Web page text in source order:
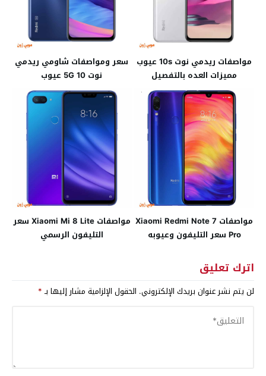
مواصفات ريدمي نوت 10s عيوب
مميزات العده بالتفصيل
سعر ومواصفات شاومي ريدمي
نوت 10 5G عيوب
مواصفات Xiaomi Redmi Note 7
Pro سعر التليفون وعيوبه
مواصفات Xiaomi Mi 8 Lite سعر
التليفون الرسمي
اترك تعليق
لن يتم نشر عنوان بريدك الإلكتروني. الحقول الإلزامية مشار إليها بـ*